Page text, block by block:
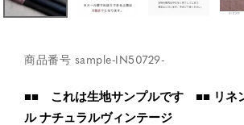
商品番号 sample-IN50729-
■■ これは生地サンプルです ■■ リネ
ル ナチュラルヴィンテージ